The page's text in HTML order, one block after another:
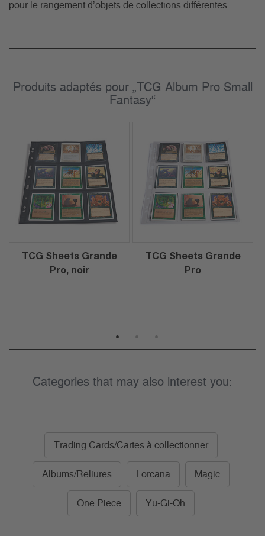
pour le rangement d’objets de collections différentes.
Produits adaptés pour „TCG Album Pro Small
Fantasy“
TCG Sheets Grande
Pro, noir
TCG Sheets Grande
Pro
Categories that may also interest you:
Trading Cards/Cartes à collectionner
Albums/Reliures Lorcana Magic
One Piece Yu-Gi-Oh